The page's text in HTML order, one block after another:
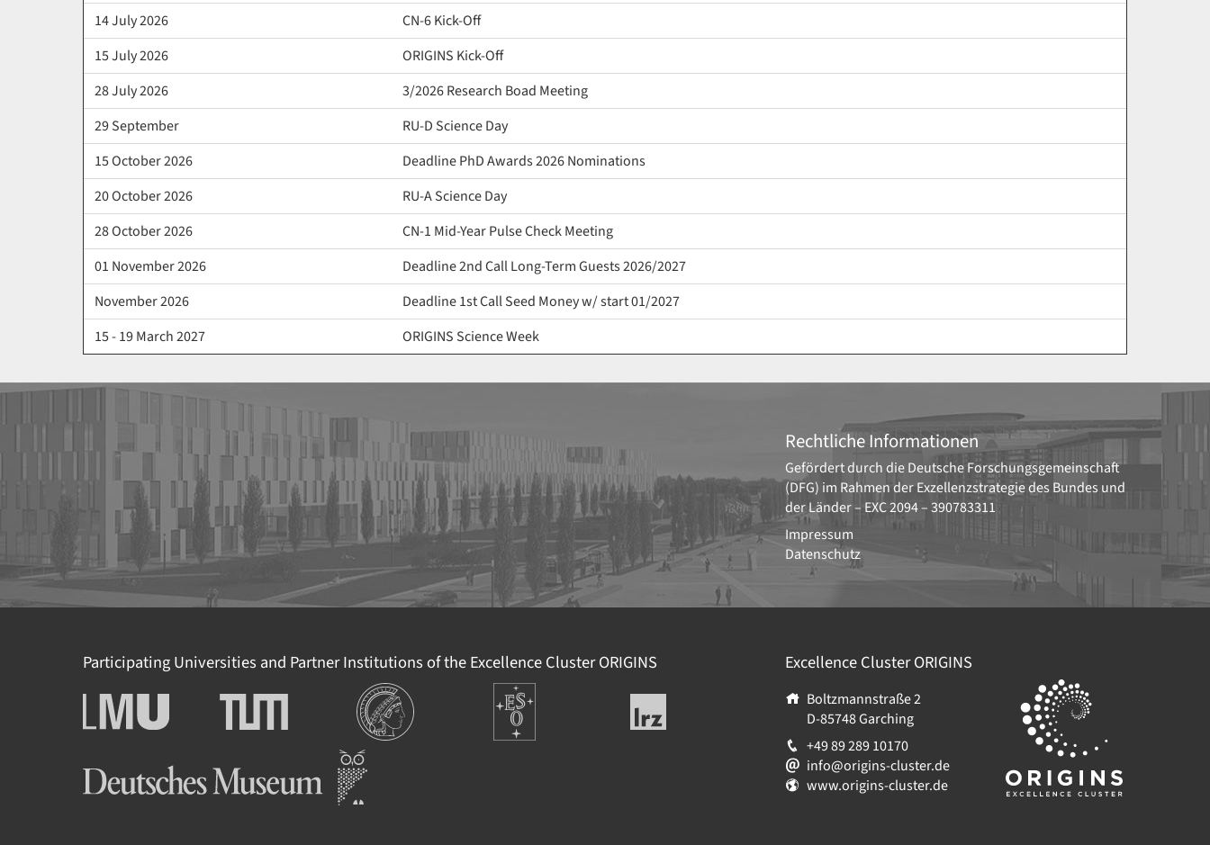
14 July 2026
CN-6 Kick-Off
15 July 2026
ORIGINS Kick-Off
28 July 2026
3/2026 Research Boad Meeting
29 September
RU-D Science Day
15 October 2026
Deadline PhD Awards 2026 Nominations
20 October 2026
RU-A Science Day
28 October 2026
CN-1 Mid-Year Pulse Check Meeting
01 November 2026
Deadline 2nd Call Long-Term Guests 2026/2027
November 2026
Deadline 1st Call Seed Money w/ start 01/2027
15 - 19 March 2027
ORIGINS Science Week
Rechtliche Informationen
Gefördert durch dieDeutsche Forschungsgemeinschaft
(DFG) im Rahmen der Exzellenzstrategie des Bundes und
der Länder – EXC 2094 – 390783311
Impressum
Datenschutz
Participating Universities and Partner Institutions of the Excellence ClusterORIGINS
Ludwig-Maximilians-
Universität München
Technische Universität
München
Institutionen
Europäische
Südsternwarte
Leibniz-
Rechenzentrum
Excellence ClusterORIGINS
Boltzmannstraße 2
D-85748Garching
+49 89 289 10170
info@origins-cluster.de
www.origins-cluster.de